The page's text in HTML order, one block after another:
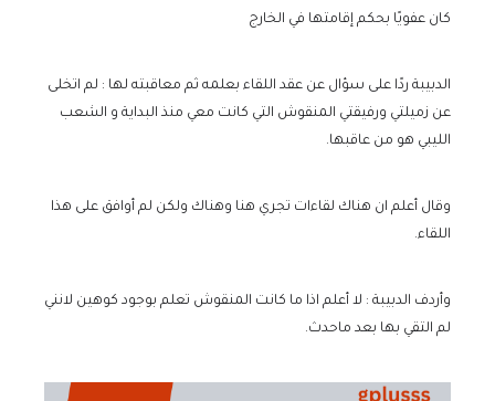
كان عفويًا بحكم إقامتها في الخارج
الدبيبة ردًا على سؤال عن عقد اللقاء بعلمه ثم معاقبته لها : لم اتخلى
عن زميلتي ورفيقتي المنقوش التي كانت معي منذ البداية و الشعب
الليبي هو من عاقبها.
وقال أعلم ان هناك لقاءات تجري هنا وهناك ولكن لم أوافق على هذا
اللقاء.
وأردف الدبيبة : لا أعلم اذا ما كانت المنقوش تعلم بوجود كوهين لانني
لم التقي بها بعد ماحدث.